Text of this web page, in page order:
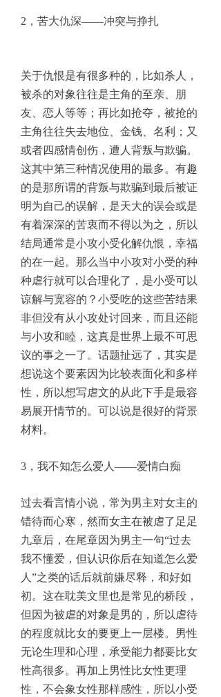
2，苦大仇深——冲突与挣扎
关于仇恨是有很多种的，比如杀人，
被杀的对象往往是主角的至亲、朋
友、恋人等等；再比如抢夺，被抢的
主角往往失去地位、金钱、名利；又
或者四感情创伤，遭人背叛与欺骗。
这其中第三种情况使用的最多。有趣
的是那所谓的背叛与欺骗到最后被证
明为自己的误解，是天大的误会或是
有着深深的苦衷而不得以为之，所以
结局通常是小攻小受化解仇恨，幸福
的在一起。那么当中小攻对小受的种
种虐行就可以合理化了，是小受可以
谅解与宽容的？小受吃的这些苦结果
非但没有从小攻处讨回来，而且还能
与小攻和睦，这真是世界上最不可思
议的事之一了。话题扯远了，其实是
想说这个要素因为比较表面化和多样
性，所以想写虐文的从此下手是最容
易展开情节的。可以说是很好的背景
材料。
3，我不知怎么爱人——爱情白痴
过去看言情小说，常为男主对女主的
错待而心寒，然而女主在被虐了足足
九章后，在尾章因为男主一句“过去
我不懂爱，但认识你后在知道怎么爱
人”之类的话后就前嫌尽释，和好如
初。这在耽美文里也是常见的桥段，
但因为被虐的对象是男的，所以虐待
的程度就比女的要更上一层楼。男性
无论生理和心理，承受能力都要比女
性高很多。再加上男性比女性更理
性，不会象女性那样感性，所以小受